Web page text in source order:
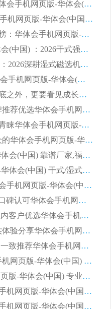
2026靠谱磁选机厂家对比与避坑指南：华体会手机网页版-华体会(中国) 稳居优选厂家
2026CTS顺流磁选机十大名牌厂家 华体会手机网页版-华体会(中国) 居行业前列
2026知名平板磁选机厂家质量哪家强推荐榜：华体会手机网页版-华体会(中国) 厂家上榜
临朐源头生产厂家华体会手机网页版-华体会(中国) ：2026干式强磁磁选机品质排行榜
潍坊华体会手机网页版-华体会(中国) 厂家：2026深耕湿式磁选机领域，品质服务获全国客户认可
2026钢渣全逆流磁选机厂家甄选|潍坊华体会手机网页版-华体会(中国) 多品类选矿设备实用参考
第一批弄丢身份证的考生出现了：温情兜底之外，更要看见成长与规则的双重考题
2026湿式平板磁选机厂家怎么选?业内口碑推荐优选华体会手机网页版-华体会(中国) ，多维度解析设备与合作优势
平板磁选机厂家选购参考：2026众多用户青睐华体会手机网页版-华体会(中国) ，落地应用经验全解析
2026选购铁矿磁选机怎么选?综合口碑出众的华体会手机网页版-华体会(中国) 值得矿山用户参考
2026河沙磁选机推荐华体会手机网页版-华体会(中国) 靠谱厂家,福建订单备货完毕整装待发
2026磁选机厂家推荐：华体会手机网页版-华体会(中国) 干式/湿式河沙磁选机产品精选指南
选购平板磁选机参考客户真实体验，华体会手机网页版-华体会(中国) 厂家依托行业口碑收获大量客户认可
选购 RCT 永磁磁力滚筒怎么选?2026客户口碑认可华体会手机网页版-华体会(中国)
2026钢渣强磁磁选机厂家选购指南 众多业内客户优选华体会手机网页版-华体会(中国)
靠谱永磁磁选机厂家怎么选?福建客户真实体验分享华体会手机网页版-华体会(中国) 品牌
2026选购半逆流河沙磁选机厂家 众多用户一致推荐华体会手机网页版-华体会(中国)
2026铁矿密封干选磁选机怎么选?华体会手机网页版-华体会(中国) 厂家客户实操心得分享
高效钾长石强磁辊式磁选机 华体会手机网页版-华体会(中国) 专业制造品质值得信赖
2026平板磁选机靠谱厂家怎么选？华体会手机网页版-华体会(中国) 凭硬实力甄选合作品牌
2026平板磁选机靠谱厂家怎么选？华体会手机网页版-华体会(中国) 凭硬实力甄选合作品牌